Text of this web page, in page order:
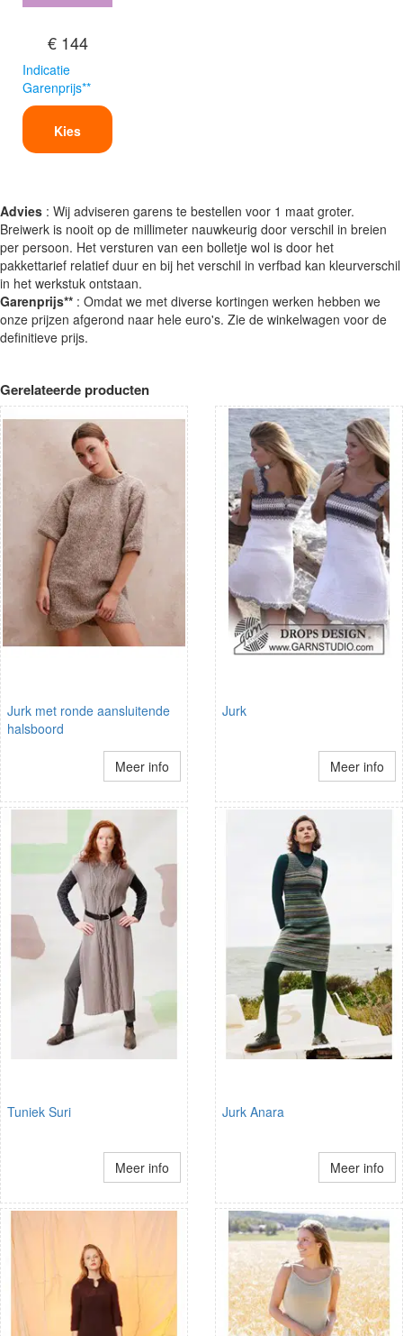
€ 144
Indicatie
Garenprijs**
Kies
Advies : Wij adviseren garens te bestellen voor 1 maat groter.
Breiwerk is nooit op de millimeter nauwkeurig door verschil in breien
per persoon. Het versturen van een bolletje wol is door het
pakkettarief relatief duur en bij het verschil in verfbad kan kleurverschil
in het werkstuk ontstaan.
Garenprijs** : Omdat we met diverse kortingen werken hebben we
onze prijzen afgerond naar hele euro's. Zie de winkelwagen voor de
definitieve prijs.
Gerelateerde producten
Jurk met ronde aansluitende
halsboord
Meer info
Jurk
Meer info
Tuniek Suri
Meer info
Jurk Anara
Meer info